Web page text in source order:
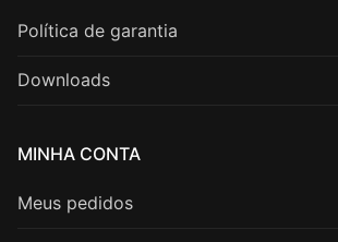
Política de garantia
Downloads
MINHA CONTA
Meus pedidos